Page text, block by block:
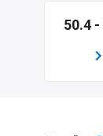
50.4 -